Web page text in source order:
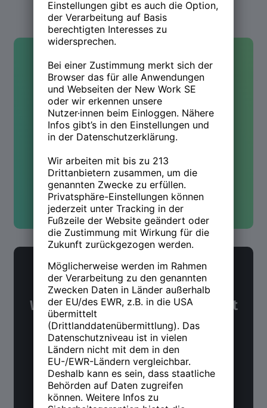
Kontakt
Hast Du Fragen oder wolltest
mehr wissen? Wir sind für Dich
da!
Kontakt aufnehmen
NWX Newsletter
Was Du über Arbeit und Zukunft
wissen möchtest. Alle 14 Tage.
Jetzt anmelden